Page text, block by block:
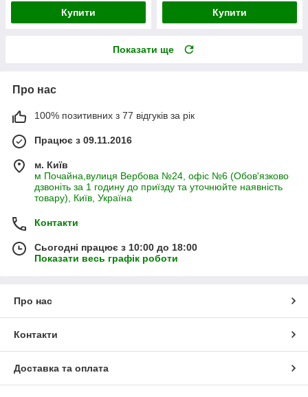
Купити Купити
Показати ще
Про нас
100% позитивних з 77 відгуків за рік
Працює з 09.11.2016
м. Київ
м Почайна,вулиця Вербова №24, офіс №6 (Обов'язково
дзвоніть за 1 годину до приїзду та уточнюйте наявність
товару), Київ, Україна
Контакти
Сьогодні працює з 10:00 до 18:00
Показати весь графік роботи
Про нас
Контакти
Доставка та оплата